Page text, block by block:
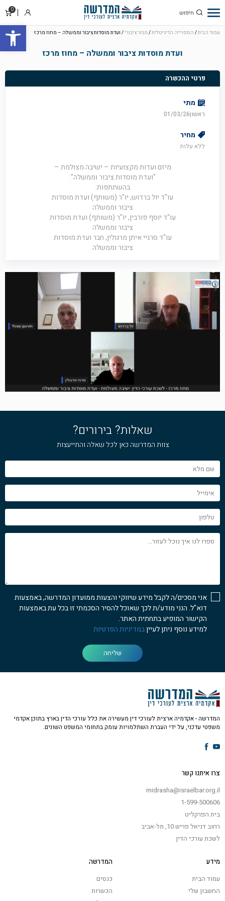
פתח
0
סל
התחבר
עמוד הבית/ הספרייה הדיגיטלית/ מגזר ציבורי/ ועדת מוסדות ציבור וממשלה – מחוז מרכז
ועדת מוסדות ציבור וממשלה – מחוז מרכז
פרטי ההכשרה
מתי
ראשון01/03/26
מחיר
ללא עלות
מיזם ועדות מקצועיות – ישיבה מצולמת –
"ועדת מוסדות ציבור וממשלה":
בהשתתפות:
עו"ד יול ברדוש, יו"ר (משותף) ועדת מוסדות
ציבור וממשלה
עו"ד יוסף פורבין, יו"ר (משותף) ועדת מוסדות
ציבור וממשלה
עו"ד סרגיי איתן מרגולין, חבר ועדת מוסדות
ציבור וממשלה
שאלות? בירורים?
צוות המדרשה כאן לכל שאלה והתייעצות
שם
מלא
אימייל
טלפון
ספרו
לנו
אני מסכים/ה לקבל מידע שיווקי והצעות ממועדון המדרשה, באמצעות
דוא"ל. הנני מודע/ת לכך שאוכל להסיר הסכמתי זו בכל עת באמצעות
הקישור המופיע בתחתית האתר.
למידע נוסף ניתן לעייןבמדיניות הפרטיות
שליחה
המדרשה - אקדמיה ארצית לעורכי דין מעשירה את כלל עורכי הדין בארץ בתוכן אקדמי
משפטי עדכני, על ידי העברת השתלמויות עומק בתחומי המשפט השונים.
צרו איתנו קשר
midrasha@israelbar.org.il
1-599-500606
בית הפרקליט
רחוב דניאל פריש 10, תל-אביב
לשכת עורכי הדין
מידע
עמוד הבית
החשבון שלי
המדרשה
כנסים
הכשרות